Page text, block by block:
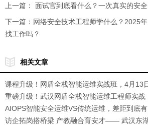
上一篇： 面试官到底看什么？一次真实的安
下一篇： 网络安全技术工程师学什么？2025
找工作吗？
相关文章
课程升级！网盾全栈智能运维实战班，4月13
正式开班！
重磅升级！武汉网盾全栈智能运维工程师实战
班2.0，解锁运维新高度
AIOPS智能安全运维VS传统运维，差距到底有
多大？
访企拓岗搭桥梁 产教融合育安才—— 武汉东